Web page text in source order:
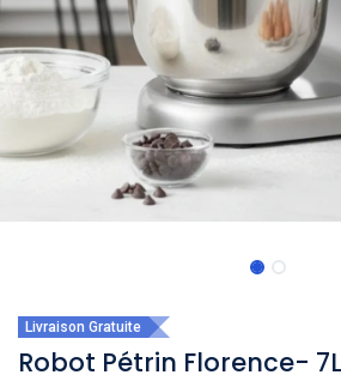
Livraison Gratuite
Robot Pétrin Florence-